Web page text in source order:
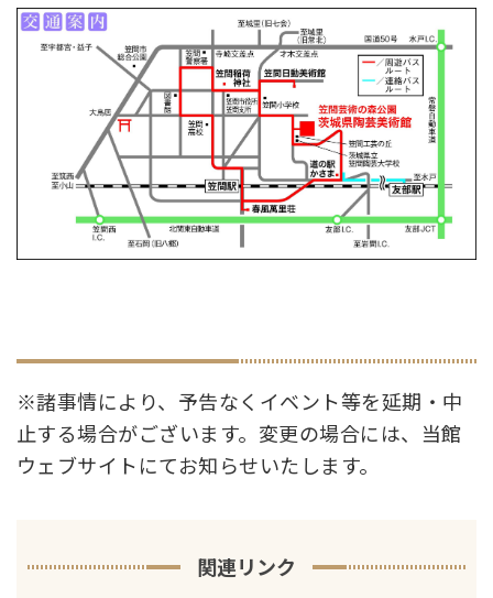
※諸事情により、予告なくイベント等を延期・中
止する場合がございます。変更の場合には、当館
ウェブサイトにてお知らせいたします。
関連リンク